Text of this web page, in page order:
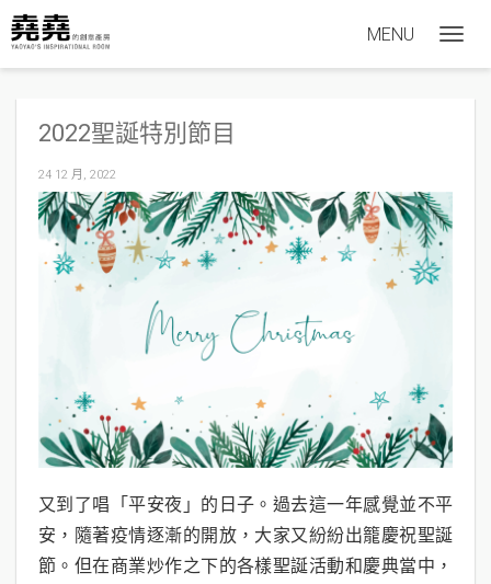
MENU
T
o
e
n
i
o
n
2022聖誕特別節目
24 12 月, 2022
又到了唱「平安夜」的日子。過去這一年感覺並不平
安，隨著疫情逐漸的開放，大家又紛紛出籠慶祝聖誕
節。但在商業炒作之下的各樣聖誕活動和慶典當中，